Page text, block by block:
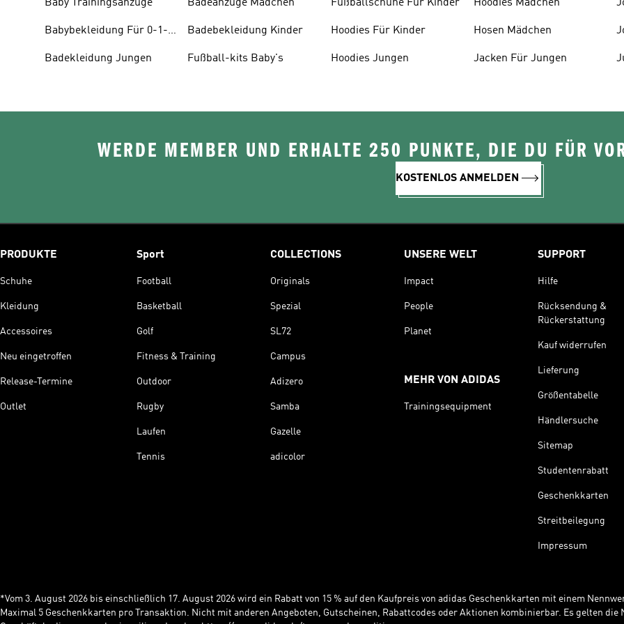
Baby Trainingsanzüge
Babybekleidung Für 0-1-
Badekleidung Jungen
Badeanzüge Mädchen
Badebekleidung Kinder
Fußball-kits Baby's
Fußballschuhe Für Kinder
Hoodies Für Kinder
Hoodies Jungen
Hoodies Mädchen
Hosen Mädchen
Jacken Für Jungen
WERDE MEMBER UND ERHALTE 250 PUNKTE, DIE DU FÜR
KOSTENLOS ANMELDEN
PRODUKTE
Schuhe
Kleidung
Accessoires
Neu eingetroffen
Release-Termine
Outlet
Sport
Football
Basketball
Golf
Fitness & Training
Outdoor
Rugby
Laufen
Tennis
COLLECTIONS
Originals
Spezial
SL72
Campus
Adizero
Samba
Gazelle
adicolor
UNSERE WELT
Impact
People
Planet
MEHR VON ADIDAS
Trainingsequipment
SUPPORT
Hilfe
Rücksendung &
Rückerstattung
Kauf widerrufen
Lieferung
Größentabelle
Händlersuche
Sitemap
Studentenrabatt
Geschenkkarten
Streitbeilegung
Impressum
*Vom 3. August 2026 bis einschließlich 17. August 2026 wird ein Rabatt von 15 % auf den Kaufpreis von adidas Geschenkkarten mit einem
Maximal 5 Geschenkkarten pro Transaktion. Nicht mit anderen Angeboten, Gutscheinen, Rabattcodes oder Aktionen kombinierbar. Es gelten